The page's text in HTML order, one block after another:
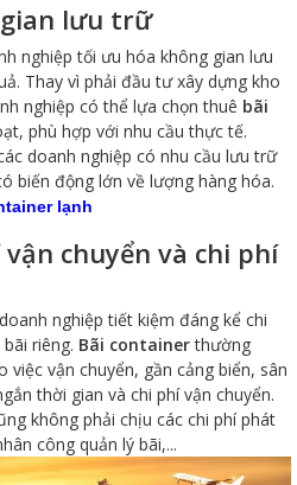
lưu trữ
nghiệp tối ưu hóa không gian lưu
Thay vì phải đầu tư xây dựng kho
nghiệp có thể lựa chọn thuê bãi
phù hợp với nhu cầu thực tế.
doanh nghiệp có nhu cầu lưu trữ
biến động lớn về lượng hàng hóa.
lạnh
chuyển và chi phí
nghiệp tiết kiệm đáng kể chi
riêng. Bãi containerthường
vận chuyển, gần cảng biển, sân
thời gian và chi phí vận chuyển.
không phải chịu các chi phí phát
công quản lý bãi,...